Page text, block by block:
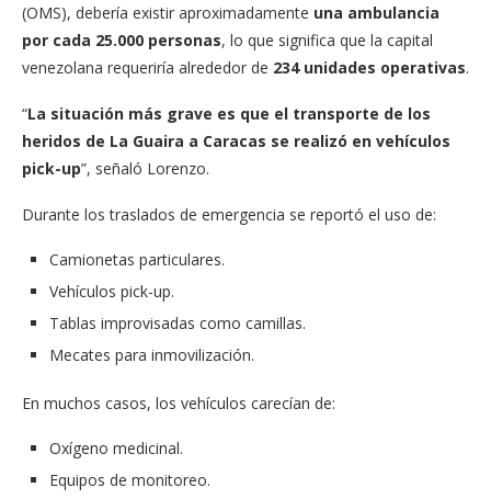
(OMS), debería existir aproximadamente una ambulancia
por cada 25.000 personas, lo que significa que la capital
venezolana requeriría alrededor de 234 unidades operativas.
“La situación más grave es que el transporte de los
heridos de La Guaira a Caracas se realizó en vehículos
pick-up”, señaló Lorenzo.
Durante los traslados de emergencia se reportó el uso de:
Camionetas particulares.
Vehículos pick-up.
Tablas improvisadas como camillas.
Mecates para inmovilización.
En muchos casos, los vehículos carecían de:
Oxígeno medicinal.
Equipos de monitoreo.